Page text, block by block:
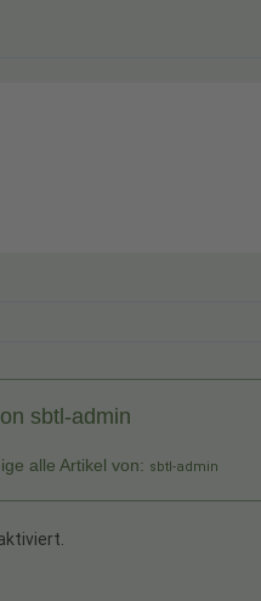
sbtl-admin
alle Artikel von: sbtl-admin